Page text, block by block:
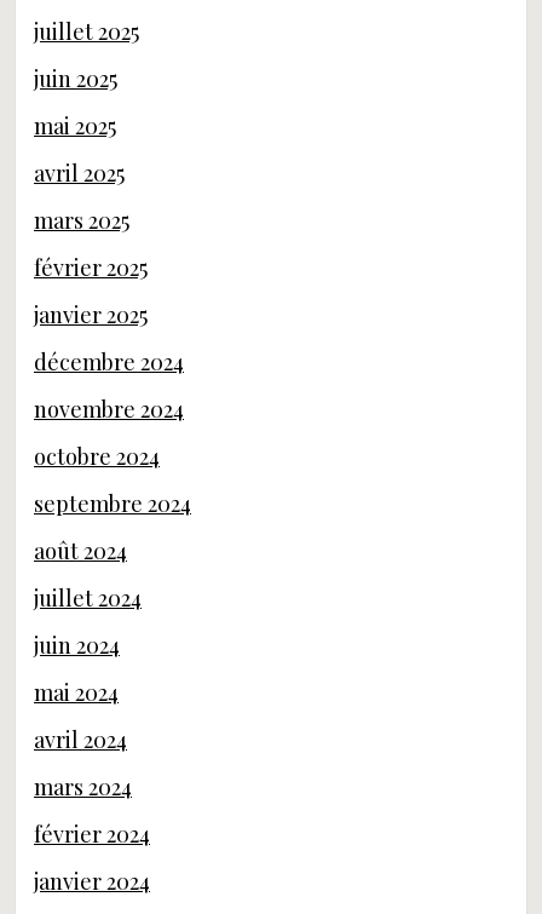
juillet 2025
juin 2025
mai 2025
avril 2025
mars 2025
février 2025
janvier 2025
décembre 2024
novembre 2024
octobre 2024
septembre 2024
août 2024
juillet 2024
juin 2024
mai 2024
avril 2024
mars 2024
février 2024
janvier 2024